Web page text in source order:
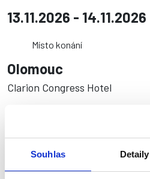
Souhlas Detaily
13.11.2026 - 14.11.2026
Místo konání
Olomouc
Clarion Congress Hotel
09:00
13.11.2026